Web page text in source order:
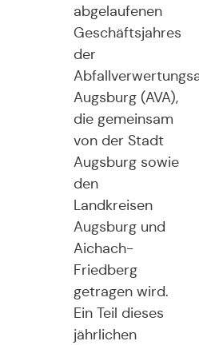
abgelaufenen
Geschäftsjahres
der
Augsburg (AVA),
die gemeinsam
von der Stadt
Augsburg sowie
den
Landkreisen
Augsburg und
Aichach-
Friedberg
getragen wird.
Ein Teil dieses
jährlichen